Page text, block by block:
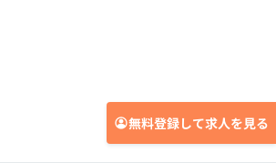
無料登録して求人を見る